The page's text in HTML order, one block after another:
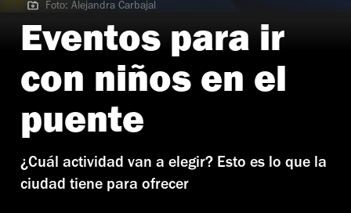
Foto: Alejandra Carbajal
Foto: Alejandra Carbajal
Eventos para ir
con niños en el
puente
¿Cuál actividad van a elegir? Esto es lo que la
ciudad tiene para ofrecer